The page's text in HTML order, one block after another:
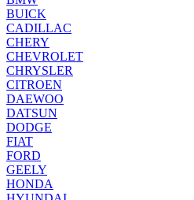
BUICK
CADILLAC
CHERY
CHEVROLET
CHRYSLER
CITROEN
DAEWOO
DATSUN
DODGE
FIAT
FORD
GEELY
HONDA